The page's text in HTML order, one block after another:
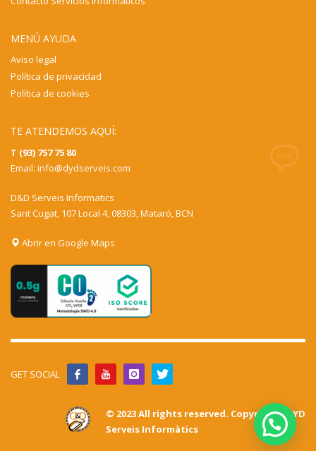
MENÚ AYUDA
Aviso legal
Política de privacidad
Política de cookies
TE ATENDEMOS AQUÍ:
T (93) 757 75 80
Email: info@dydserveis.com
D&D Serveis Informatics
Sant Cugat, 107 Local 4, 08303, Mataró, BCN
Abrir en Google Maps
GET SOCIAL
© 2023 All rights reserved. Copyrights DYD
Serveis Informàtics